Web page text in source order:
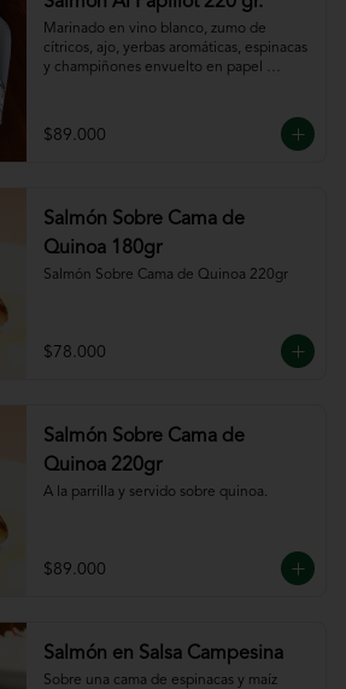
Marinado en vino blanco, zumo de
cítricos, ajo, yerbas aromáticas, espinacas
y champiñones envuelto en papel
$89.000
Salmón Sobre Cama de
Quinoa 180gr
Salmón Sobre Cama de Quinoa 220gr
$78.000
Salmón Sobre Cama de
Quinoa 220gr
A la parrilla y servido sobre quinoa.
$89.000
Salmón en Salsa Campesina
Sobre una cama de espinacas y maíz